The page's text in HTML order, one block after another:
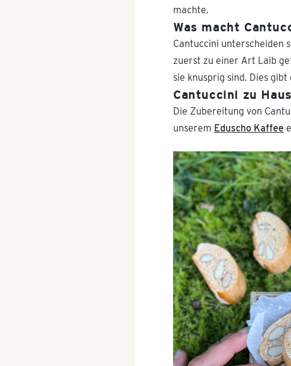
machte.
Was macht
Cantuccini unterscheiden
zuerst zu einer Art Laib
sie knusprig sind. Dies
Cantuccini zu
Die Zubereitung von
unserem Eduscho Kaffee